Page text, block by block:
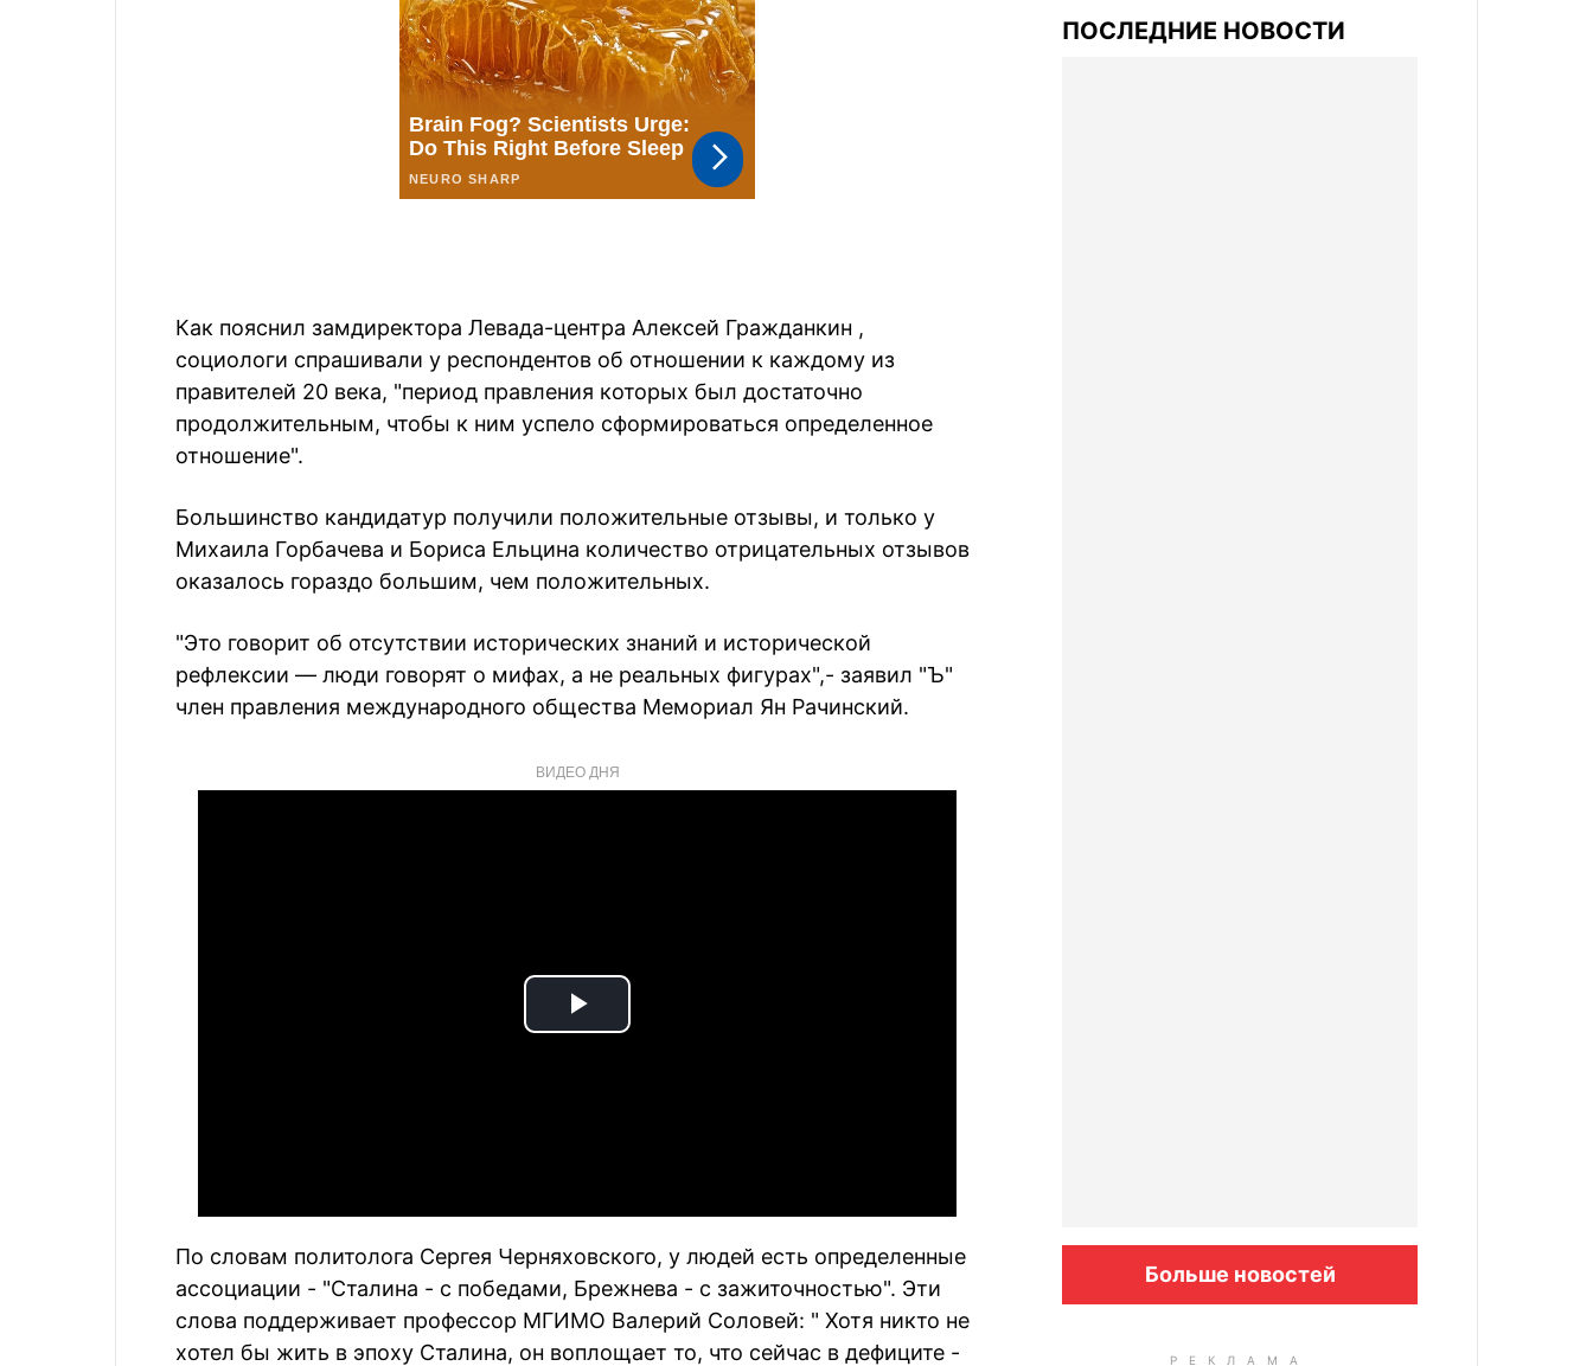
Как пояснил замдиректора Левада-центра Алексей Гражданкин ,
социологи спрашивали у респондентов об отношении к каждому из
правителей 20 века, "период правления которых был достаточно
продолжительным, чтобы к ним успело сформироваться определенное
отношение".
Большинство кандидатур получили положительные отзывы, и только у
Михаила Горбачева и Бориса Ельцина количество отрицательных отзывов
оказалось гораздо большим, чем положительных.
"Это говорит об отсутствии исторических знаний и исторической
рефлексии — люди говорят о мифах, а не реальных фигурах",- заявил "Ъ"
член правления международного общества Мемориал Ян Рачинский.
ВИДЕО ДНЯ
Play
По словам политолога Сергея Черняховского, у людей есть определенные
ассоциации - "Сталина - с победами, Брежнева - с зажиточностью". Эти
слова поддерживает профессор МГИМО Валерий Соловей: " Хотя никто не
хотел бы жить в эпоху Сталина, он воплощает то, что сейчас в дефиците -
ПОСЛЕДНИЕ НОВОСТИ
Больше новостей